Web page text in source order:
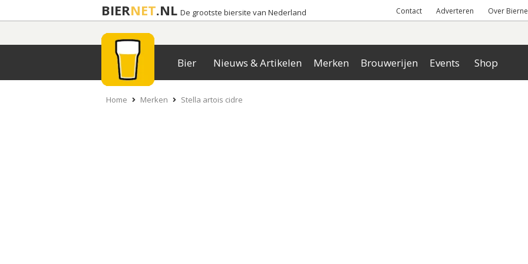
BIERNET.NL De grootste biersite van Nederland Contact Adverteren Over
Bier Nieuws & Artikelen Merken Brouwerijen Events Shop
Home Merken Stella artois cidre